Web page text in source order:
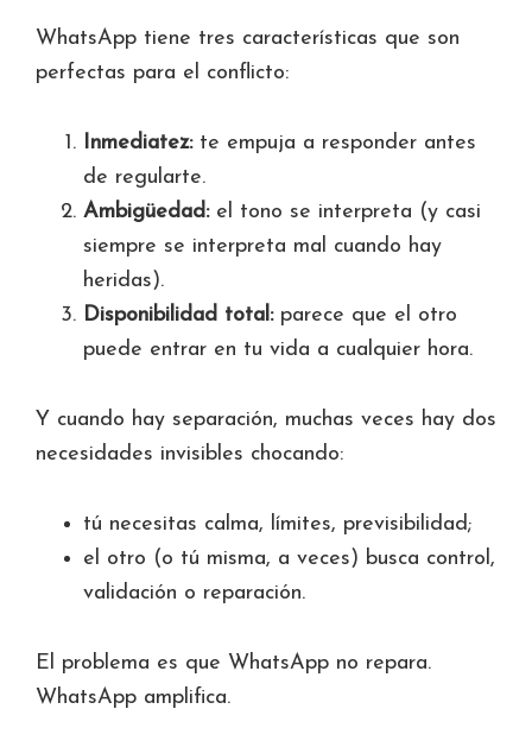
WhatsApp tiene tres características que son
perfectas para el conflicto:
Inmediatez: te empuja a responder antes
de regularte.
Ambigüedad:el tono se interpreta (y casi
siempre se interpreta mal cuando hay
heridas).
Disponibilidad total:parece que el otro
puede entrar en tu vida a cualquier hora.
Y cuando hay separación, muchas veces hay dos
necesidades invisibles chocando:
tú necesitas calma, límites, previsibilidad;
el otro (o tú misma, a veces) busca control,
validación o reparación.
El problema es que WhatsApp no repara.
WhatsApp amplifica.